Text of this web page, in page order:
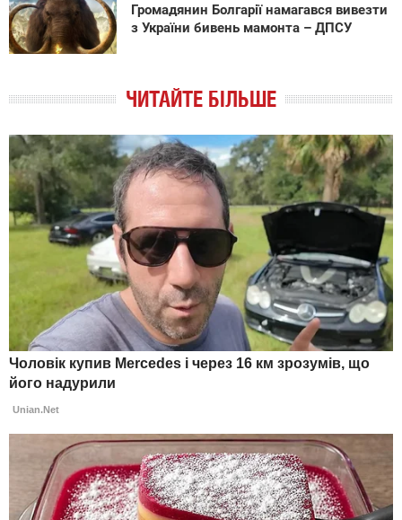
Громадянин Болгарії намагався вивезти
з України бивень мамонта – ДПСУ
ЧИТАЙТЕ БІЛЬШЕ